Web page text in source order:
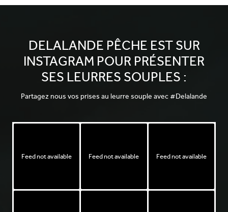
DELALANDE PÊCHE EST SUR
INSTAGRAM POUR PRÉSENTER
SES LEURRES SOUPLES :
Partagez nous vos prises au leurre souple avec #Delalande
Feed not available Feed not available Feed not available